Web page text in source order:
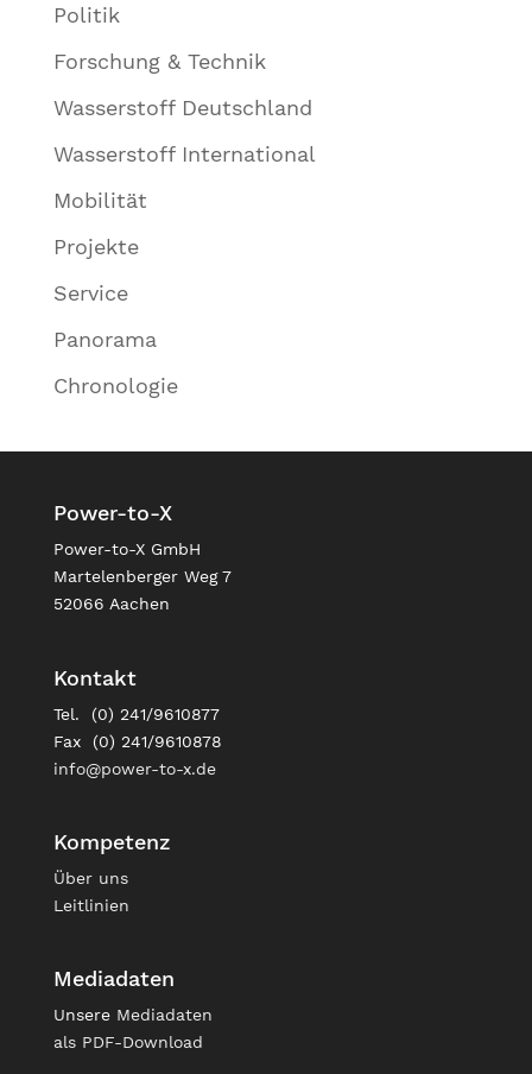
Politik
Forschung & Technik
Wasserstoff Deutschland
Wasserstoff International
Mobilität
Projekte
Service
Panorama
Chronologie
Power-to-X
Power-to-X GmbH
Martelenberger Weg 7
52066 Aachen
Kontakt
Tel. (0) 241/9610877
Fax (0) 241/9610878
info@power-to-x.de
Kompetenz
Über uns
Leitlinien
Mediadaten
Unsere Mediadaten
als PDF-Download